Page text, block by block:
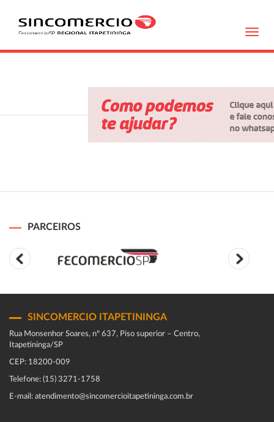
PARCEIROS
SINCOMERCIO ITAPETININGA
Rua Monsenhor Soares, nº 637, Piso superior – Centro,
Itapetininga/SP
CEP: 18200-009
Telefone: (15) 3271-1758
E-mail: atendimento@sincomercioitapetininga.com.br